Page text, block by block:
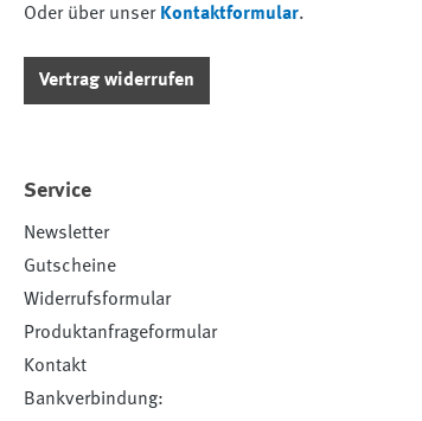
Oder über unser Kontaktformular.
Vertrag widerrufen
Service
Newsletter
Gutscheine
Widerrufsformular
Produktanfrageformular
Kontakt
Bankverbindung: